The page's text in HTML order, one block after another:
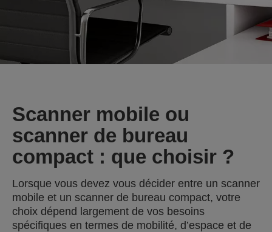
Scanner mobile ou
scanner de bureau
compact : que choisir ?
Lorsque vous devez vous décider entre un scanner
mobile et un scanner de bureau compact, votre
choix dépend largement de vos besoins
spécifiques en termes de mobilité, d’espace et de